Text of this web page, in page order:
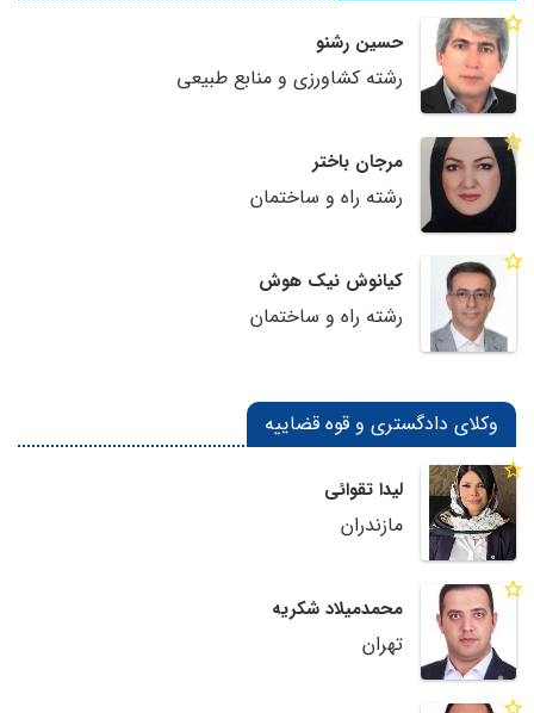
حسین رشنو
رشته کشاورزی و منابع طبیعی
مرجان باختر
رشته راه و ساختمان
کیانوش نیک هوش
رشته راه و ساختمان
وکلای دادگستری و قوه قضاییه
لیدا تقوائی
مازندران
محمدمیلاد شکریه
تهران